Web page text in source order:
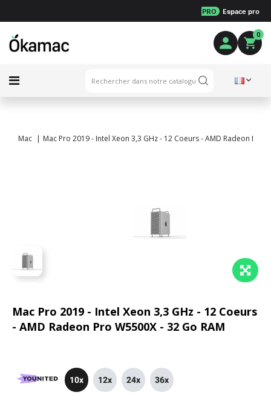
PRO Espace pro
0
Mac Mac Pro 2019 - Intel Xeon 3,3 GHz - 12 Coeurs - AMD Radeon Pro
Mac Pro 2019 - Intel Xeon 3,3 GHz - 12 Coeurs
- AMD Radeon Pro W5500X - 32 Go RAM
10x 12x 24x 36x